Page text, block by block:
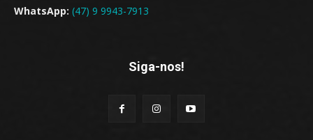
WhatsApp: (47) 9 9943-7913
Siga-nos!